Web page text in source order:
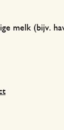
melk (bijv.